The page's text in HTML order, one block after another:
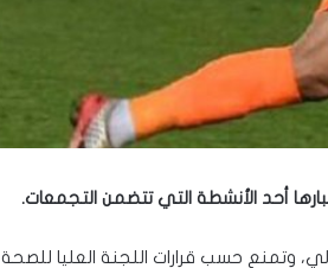
أحد الأنشطة التي تتضمن التجمعات.
وتمنع حسب قرارات اللجنة العليا للصحة